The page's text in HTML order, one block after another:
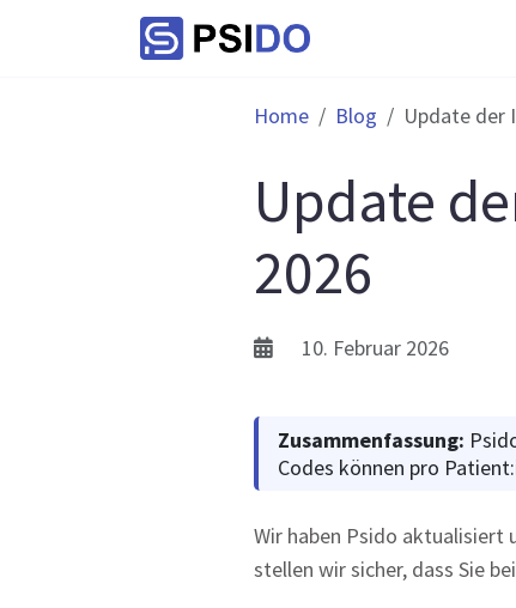
Home Blog Update der
Update
2026
10. Februar 2026
Zusammenfassung:
Codes können pro
Wir haben Psido aktualisiert
stellen wir sicher, dass Sie